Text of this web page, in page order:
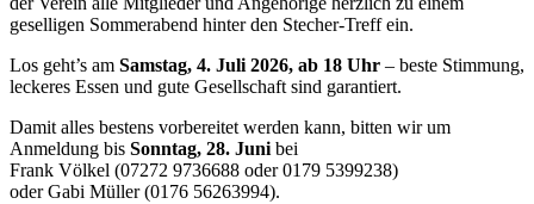
geselligen Sommerabend hinter den Stecher-Treff ein.
Los geht’s am Samstag, 4. Juli 2026, ab 18 Uhr – beste Stimmung,
leckeres Essen und gute Gesellschaft sind garantiert.
Damit alles bestens vorbereitet werden kann, bitten wir um
Anmeldung bis Sonntag, 28. Juni bei
Frank Völkel (07272 9736688 oder 0179 5399238)
oder Gabi Müller (0176 56263994).